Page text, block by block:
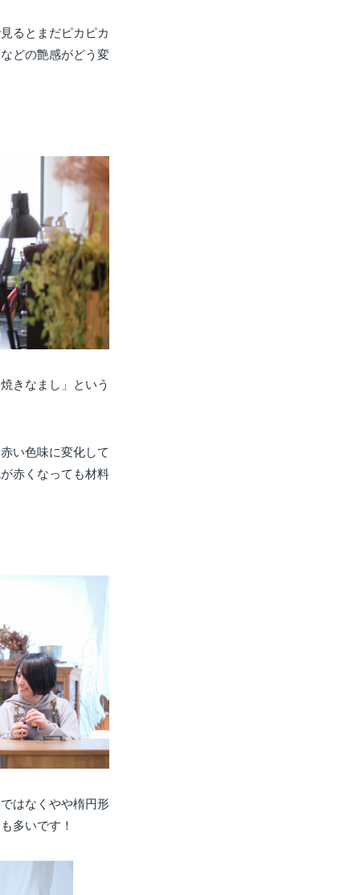
るとまだピカピカ
どの艶感がどう変
きなまし」という
い色味に変化して
赤くなっても材料
はなくやや楕円形
多いです！